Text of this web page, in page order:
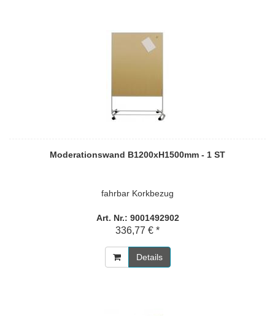
Moderationswand B1200xH1500mm - 1 ST
fahrbar Korkbezug
Art. Nr.: 9001492902
336,77 € *
Details